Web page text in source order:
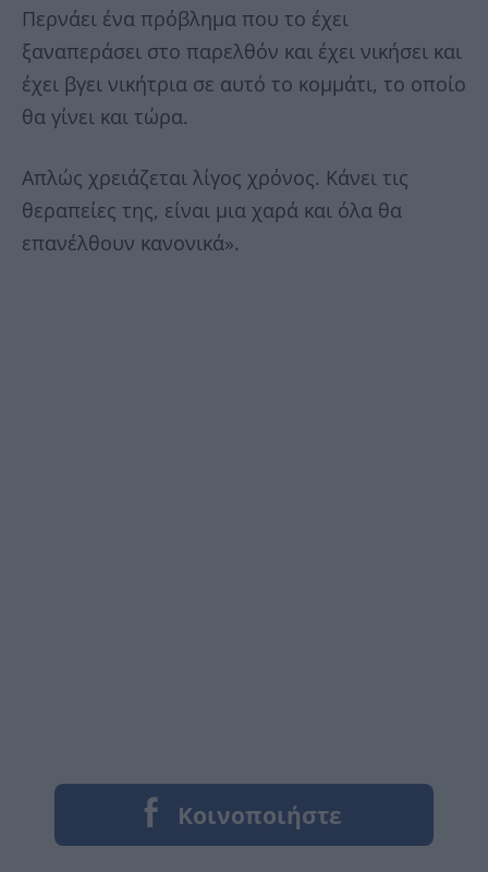
Περνάει ένα πρόβλημα που το έχει
ξαναπεράσει στο παρελθόν και έχει νικήσει και
έχει βγει νικήτρια σε αυτό το κομμάτι, το οποίο
θα γίνει και τώρα.
Απλώς χρειάζεται λίγος χρόνος. Κάνει τις
θεραπείες της, είναι μια χαρά και όλα θα
επανέλθουν κανονικά».